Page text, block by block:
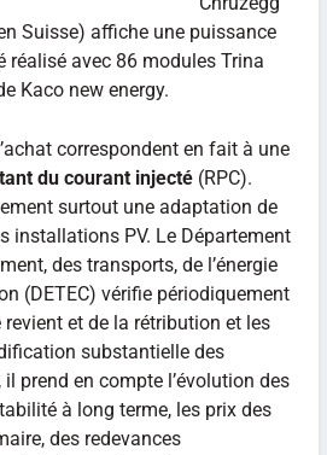
Suisse) affiche une puissance
réalisé avec 86 modules Trina
Kaco new energy.
correspondent en fait à une
du courant injecté(RPC).
surtout une adaptation de
installations PV. Le Département
des transports, de l’énergie
(DETEC) vérifie périodiquement
revient et de la rétribution et les
substantielle des
prend en compte l’évolution des
à long terme, les prix des
des redevances